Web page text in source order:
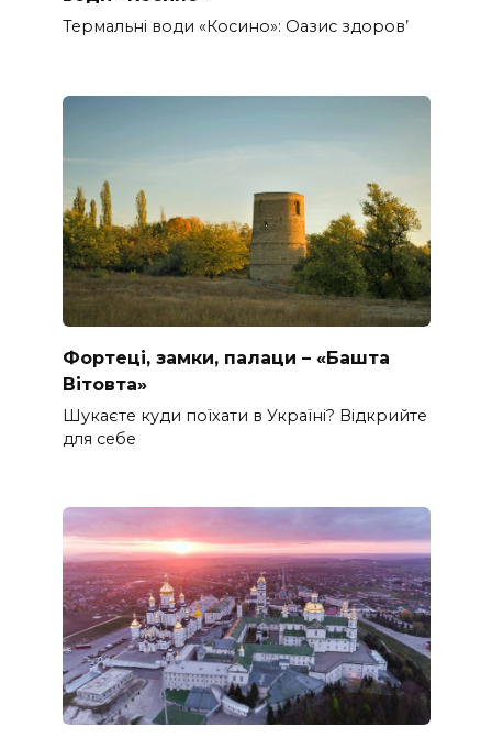
Термальні води «Косино»: Оазис здоров’
Фортеці, замки, палаци – «Башта
Вітовта»
Шукаєте куди поїхати в Україні? Відкрийте
для себе